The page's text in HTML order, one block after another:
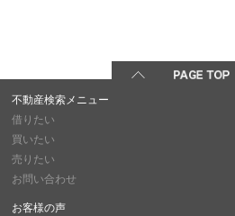
不動産検索メニュー
借りたい
買いたい
売りたい
お問い合わせ
お客様の声